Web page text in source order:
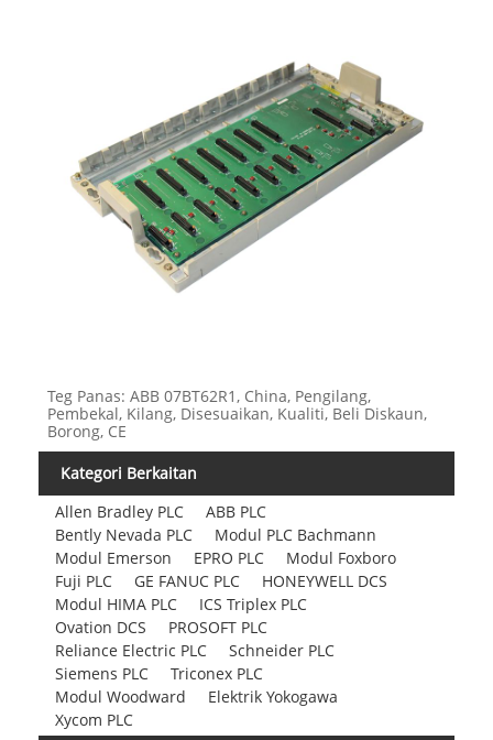
Teg Panas: ABB 07BT62R1, China, Pengilang,
Pembekal, Kilang, Disesuaikan, Kualiti, Beli Diskaun,
Borong, CE
Kategori Berkaitan
Allen Bradley PLC
ABB PLC
Bently Nevada PLC
Modul PLC Bachmann
Modul Emerson
EPRO PLC
Modul Foxboro
Fuji PLC
GE FANUC PLC
HONEYWELL DCS
Modul HIMA PLC
ICS Triplex PLC
Ovation DCS
PROSOFT PLC
Reliance Electric PLC
Schneider PLC
Siemens PLC
Triconex PLC
Modul Woodward
Elektrik Yokogawa
Xycom PLC